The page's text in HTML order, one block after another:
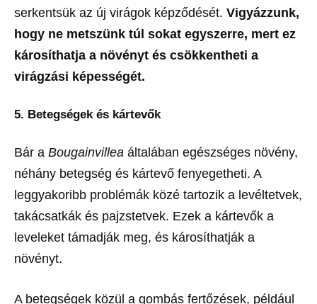
serkentsük az új virágok képződését. Vigyázzunk,
hogy ne metszünk túl sokat egyszerre, mert ez
károsíthatja a növényt és csökkentheti a
virágzási képességét.
5. Betegségek és kártevők
Bár a Bougainvillea általában egészséges növény,
néhány betegség és kártevő fenyegetheti. A
leggyakoribb problémák közé tartozik a levéltetvek,
takácsatkák és pajzstetvek. Ezek a kártevők a
leveleket támadják meg, és károsíthatják a
növényt.
A betegségek közül a gombás fertőzések, például